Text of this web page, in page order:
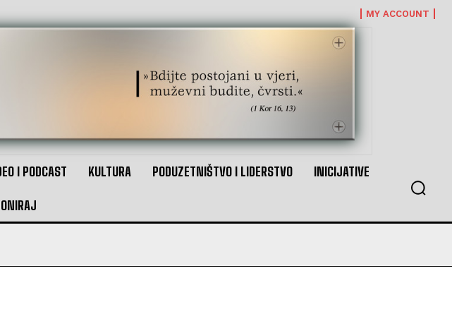
MY ACCOUNT
I PODCAST KULTURA PODUZETNIŠTVO I LIDERSTVO INICIJATIVE